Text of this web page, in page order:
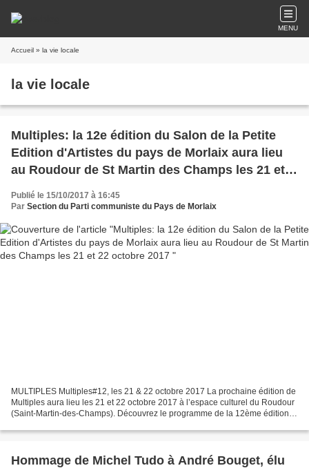
MENU
Accueil » la vie locale
la vie locale
Multiples: la 12e édition du Salon de la Petite
Edition d'Artistes du pays de Morlaix aura lieu
au Roudour de St Martin des Champs les 21 et
22 octobre 2017
Publié le 15/10/2017 à 16:45
Par Section du Parti communiste du Pays de Morlaix
MULTIPLES Multiples#12, les 21 & 22 octobre 2017 La prochaine édition de
Multiples aura lieu les 21 et 22 octobre 2017 à l’espace culturel du Roudour
(Saint-Martin-des-Champs). Découvrez le programme de la 12ème édition
Hommage de Michel Tudo à André Bouget, élu